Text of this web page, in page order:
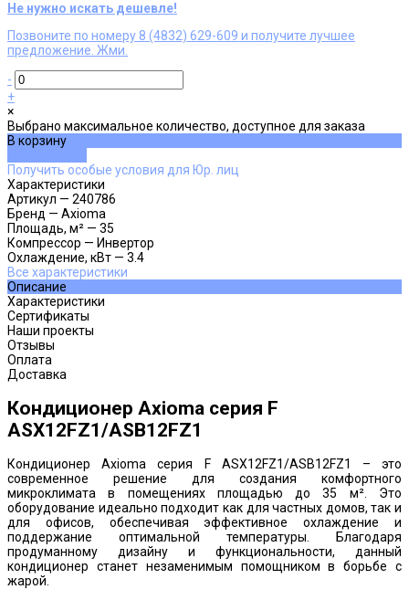
Не нужно искать дешевле!
Позвоните по номеру 8 (4832) 629-609 и получите лучшее
предложение. Жми.
-
+
×
Выбрано максимальное количество, доступное для заказа
В корзину
Получить особые условия для Юр. лиц
Характеристики
Артикул — 240786
Бренд — Axioma
Площадь, м² — 35
Компрессор — Инвертор
Охлаждение, кВт — 3.4
Все характеристики
Описание
Характеристики
Сертификаты
Наши проекты
Отзывы
Оплата
Доставка
Кондиционер Axioma серия F
ASX12FZ1/ASB12FZ1
Кондиционер Axioma серия F ASX12FZ1/ASB12FZ1 – это
современное решение для создания комфортного
микроклимата в помещениях площадью до 35 м². Это
оборудование идеально подходит как для частных домов, так и
для офисов, обеспечивая эффективное охлаждение и
поддержание оптимальной температуры. Благодаря
продуманному дизайну и функциональности, данный
кондиционер станет незаменимым помощником в борьбе с
жарой.